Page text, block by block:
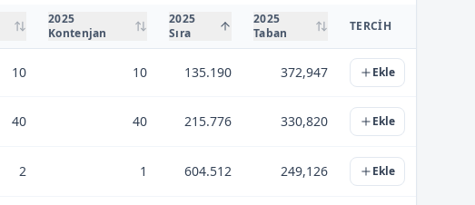
2025
Kontenjan
2025
Sıra
2025
Taban
TERCIH
10 10 135.190 372,947 Ekle
40 40 215.776 330,820 Ekle
2 1 604.512 249,126 Ekle